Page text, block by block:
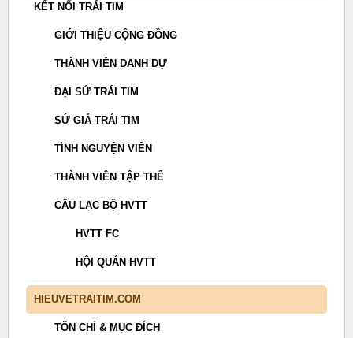
KẾT NỐI TRÁI TIM
GIỚI THIỆU CỘNG ĐỒNG
THÀNH VIÊN DANH DỰ
ĐẠI SỨ TRÁI TIM
SỨ GIẢ TRÁI TIM
TÌNH NGUYỆN VIÊN
THÀNH VIÊN TẬP THỂ
CÂU LẠC BỘ HVTT
HVTT FC
HỘI QUÁN HVTT
HIEUVETRAITIM.COM
TÔN CHỈ & MỤC ĐÍCH